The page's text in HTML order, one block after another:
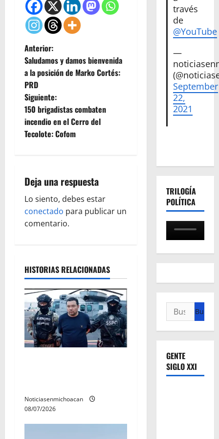
N
a
v
e
g
c
i
ó
e
e
n
t
d
a
Anterior:
Saludamos y damos bienvenida
a la posición de Marko Cortés:
PRD
Siguiente:
150 brigadistas combaten
incendio en el Cerro del
Tecolote: Cofom
Deja una respuesta
Lo siento, debes estar
conectado para publicar un
comentario.
HISTORIAS RELACIONADAS
Noticiasenmichoacan
08/07/2026
través
de
@YouTube
—
September
22,
2021
TRILOGÍA
POLÍTICA
Buscar:
GENTE
SIGLO XXI